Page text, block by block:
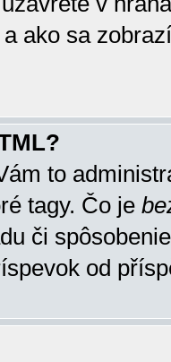
ako sa
to
tagy. Čo je
či
od